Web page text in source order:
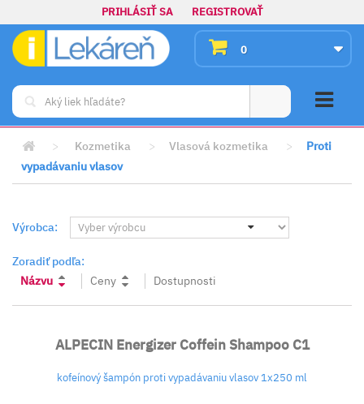
PRIHLÁSIŤ SA REGISTROVAŤ
0
> Kozmetika > Vlasová kozmetika >
Proti
vypadávaniu vlasov
Výrobca:
Zoradiť podľa:
Názvu
Ceny Dostupnosti
ALPECIN Energizer Coffein Shampoo C1
kofeínový šampón proti vypadávaniu vlasov 1x250 ml